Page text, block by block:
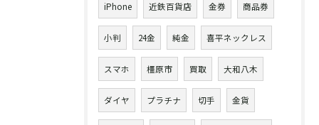
iPhone 近鉄百貨店 金券 商品券
小判 24金 純金 喜平ネックレス
スマホ 橿原市 買取 大和八木
ダイヤ プラチナ 切手 金貨